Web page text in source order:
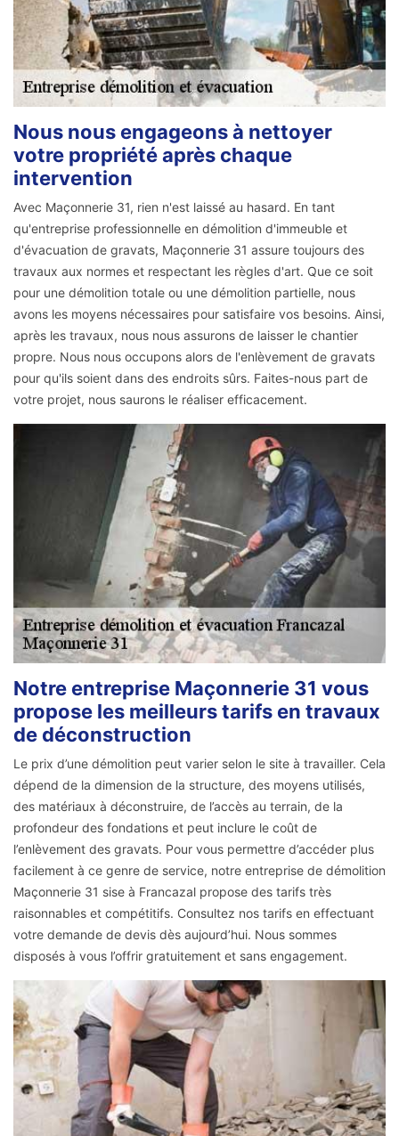
Nous nous engageons à nettoyer
votre propriété après chaque
intervention
Avec Maçonnerie 31, rien n'est laissé au hasard. En tant
qu'entreprise professionnelle en démolition d'immeuble et
d'évacuation de gravats, Maçonnerie 31 assure toujours des
travaux aux normes et respectant les règles d'art. Que ce soit
pour une démolition totale ou une démolition partielle, nous
avons les moyens nécessaires pour satisfaire vos besoins. Ainsi,
après les travaux, nous nous assurons de laisser le chantier
propre. Nous nous occupons alors de l'enlèvement de gravats
pour qu'ils soient dans des endroits sûrs. Faites-nous part de
votre projet, nous saurons le réaliser efficacement.
Notre entreprise Maçonnerie 31 vous
propose les meilleurs tarifs en travaux
de déconstruction
Le prix d’une démolition peut varier selon le site à travailler. Cela
dépend de la dimension de la structure, des moyens utilisés,
des matériaux à déconstruire, de l’accès au terrain, de la
profondeur des fondations et peut inclure le coût de
l’enlèvement des gravats. Pour vous permettre d’accéder plus
facilement à ce genre de service, notre entreprise de démolition
Maçonnerie 31 sise à Francazal propose des tarifs très
raisonnables et compétitifs. Consultez nos tarifs en effectuant
votre demande de devis dès aujourd’hui. Nous sommes
disposés à vous l’offrir gratuitement et sans engagement.